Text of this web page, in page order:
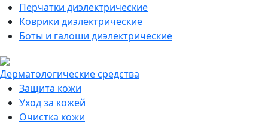
Перчатки диэлектрические
Коврики диэлектрические
Боты и галоши диэлектрические
Дерматологические средства
Защита кожи
Уход за кожей
Очистка кожи